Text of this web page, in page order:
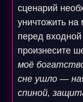
сценарий
уничтожить на
перед
произнесите
моё
сне ушло —
спиной,